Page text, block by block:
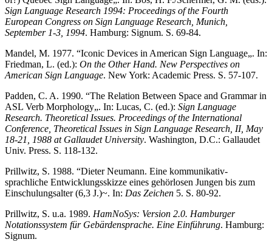
Sign Language Research 1994: Proceedings of the Fourth
European Congress on Sign Language Research, Munich,
September 1-3, 1994. Hamburg: Signum. S. 69-84.
Mandel, M. 1977. “Iconic Devices in American Sign Language„. In:
Friedman, L. (ed.): On the Other Hand. New Perspectives on
American Sign Language. New York: Academic Press. S. 57-107.
Padden, C. A. 1990. “The Relation Between Space and Grammar in
ASL Verb Morphology„. In: Lucas, C. (ed.): Sign Language
Research. Theoretical Issues. Proceedings of the International
Conference, Theoretical Issues in Sign Language Research, II, May
18-21, 1988 at Gallaudet University. Washington, D.C.: Gallaudet
Univ. Press. S. 118-132.
Prillwitz, S. 1988. “Dieter Neumann. Eine kommunikativ-
sprachliche Entwicklungsskizze eines gehörlosen Jungen bis zum
Einschulungsalter (6,3 J.)~. In: Das Zeichen 5. S. 80-92.
Prillwitz, S. u.a. 1989. HamNoSys: Version 2.0. Hamburger
Notationssystem für Gebärdensprache. Eine Einführung. Hamburg:
Signum.